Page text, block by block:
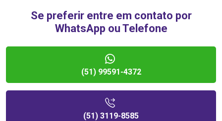
Se preferir entre em contato por
WhatsApp ou Telefone
(51) 99591-4372
(51) 3119-8585